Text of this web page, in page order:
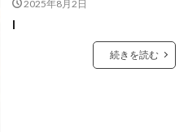
2025年8月2日
I
続きを読む